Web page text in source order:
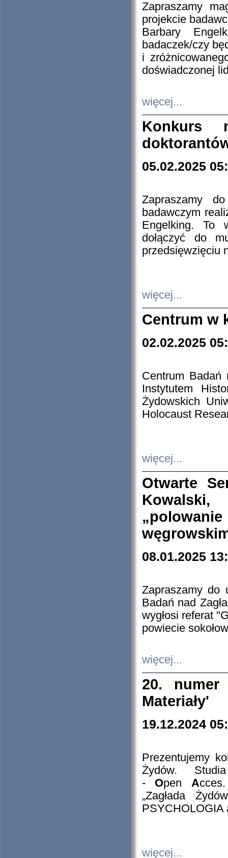
Zapraszamy
projekcie
Barbary
badaczek/czy
i
doświadczonej
więcej...
Konkurs
05.02.2025
Zapraszamy
badawczym
Engelking. To
dołączyć do
przedsięwzięciu
więcej...
Centrum w
02.02.2025
Centrum Badań
Instytutem
Żydowskich
Holocaust
więcej...
Otwarte
08.01.2025
Zapraszamy do
Badań nad
wygłosi referat
powiecie
więcej...
20. numer
Materiały'
19.12.2024
Prezentujemy
Żydów.
- Open A
„Zagłada
PSYCHOLOGIA
więcej...